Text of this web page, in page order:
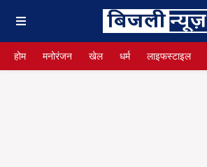
होम मनोरंजन खेल धर्म लाइफस्टाइल